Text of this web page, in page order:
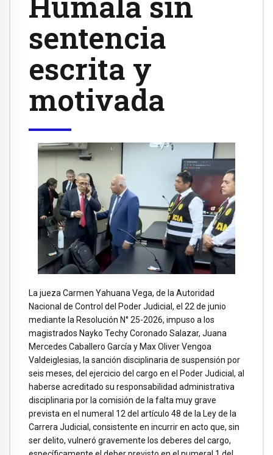
sentencia
escrita y
motivada
La jueza Carmen Yahuana Vega, de la Autoridad
Nacional de Control del Poder Judicial, el 22 de junio
mediante la Resolución N° 25-2026, impuso a los
magistrados Nayko Techy Coronado Salazar, Juana
Mercedes Caballero García y Max Oliver Vengoa
Valdeiglesias, la sanción disciplinaria de suspensión por
seis meses, del ejercicio del cargo en el Poder Judicial, al
haberse acreditado su responsabilidad administrativa
disciplinaria por la comisión de la falta muy grave
prevista en el numeral 12 del artículo 48 de la Ley de la
Carrera Judicial, consistente en incurrir en acto que, sin
ser delito, vulneró gravemente los deberes del cargo,